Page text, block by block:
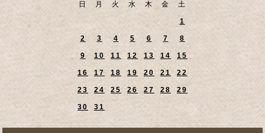
日 月 火 水 木 金 土
1
2 3 4 5 6 7 8
9 10 11 12 13 14 15
16 17 18 19 20 21 22
23 24 25 26 27 28 29
30 31